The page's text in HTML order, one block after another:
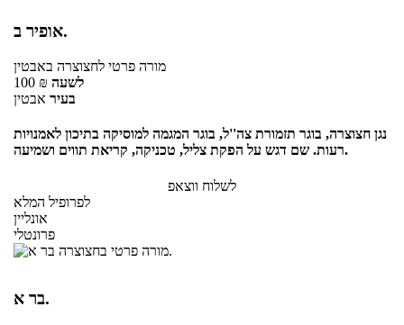
אופיר ב.
מורה פרטי לחצוצרה באבטין
100 ₪ לשעה
בעיר אבטין
נגן חצוצרה, בוגר תזמורת צה''ל, בוגר המגמה למוסיקה בתיכון לאמנויות
רעות. שם דגש על הפקת צליל, טכניקה, קריאת תווים ושמיעה.
לשלוח ווצאפ
לפרופיל המלא
אונליין
פרונטלי
בר א.